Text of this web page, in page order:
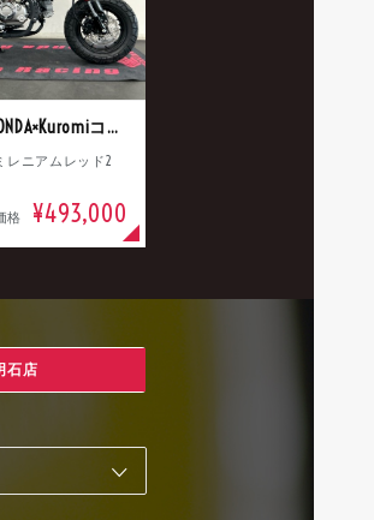
モンキー125 HONDA×Kuromiコラボ
ニアムレッド2
格 ¥493,000
石店